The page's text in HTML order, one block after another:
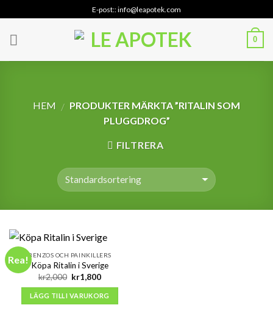
to
content
E-post:: info@leapotek.com
0
HEM / PRODUKTER MÄRKTA ”RITALIN SOM
PLUGGDROG”
FILTRERA
Rea! BENZOS OCH PAINKILLERS
Köpa Ritalin i Sverige
kr2,000 Det
ursprungliga
priset
var:
kr1,800Det
priset
är:
LÄGG TILL I VARUKORG